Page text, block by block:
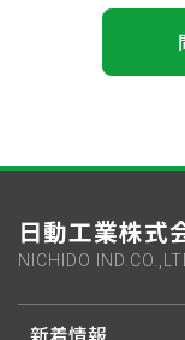
日動工業株式
NICHIDO